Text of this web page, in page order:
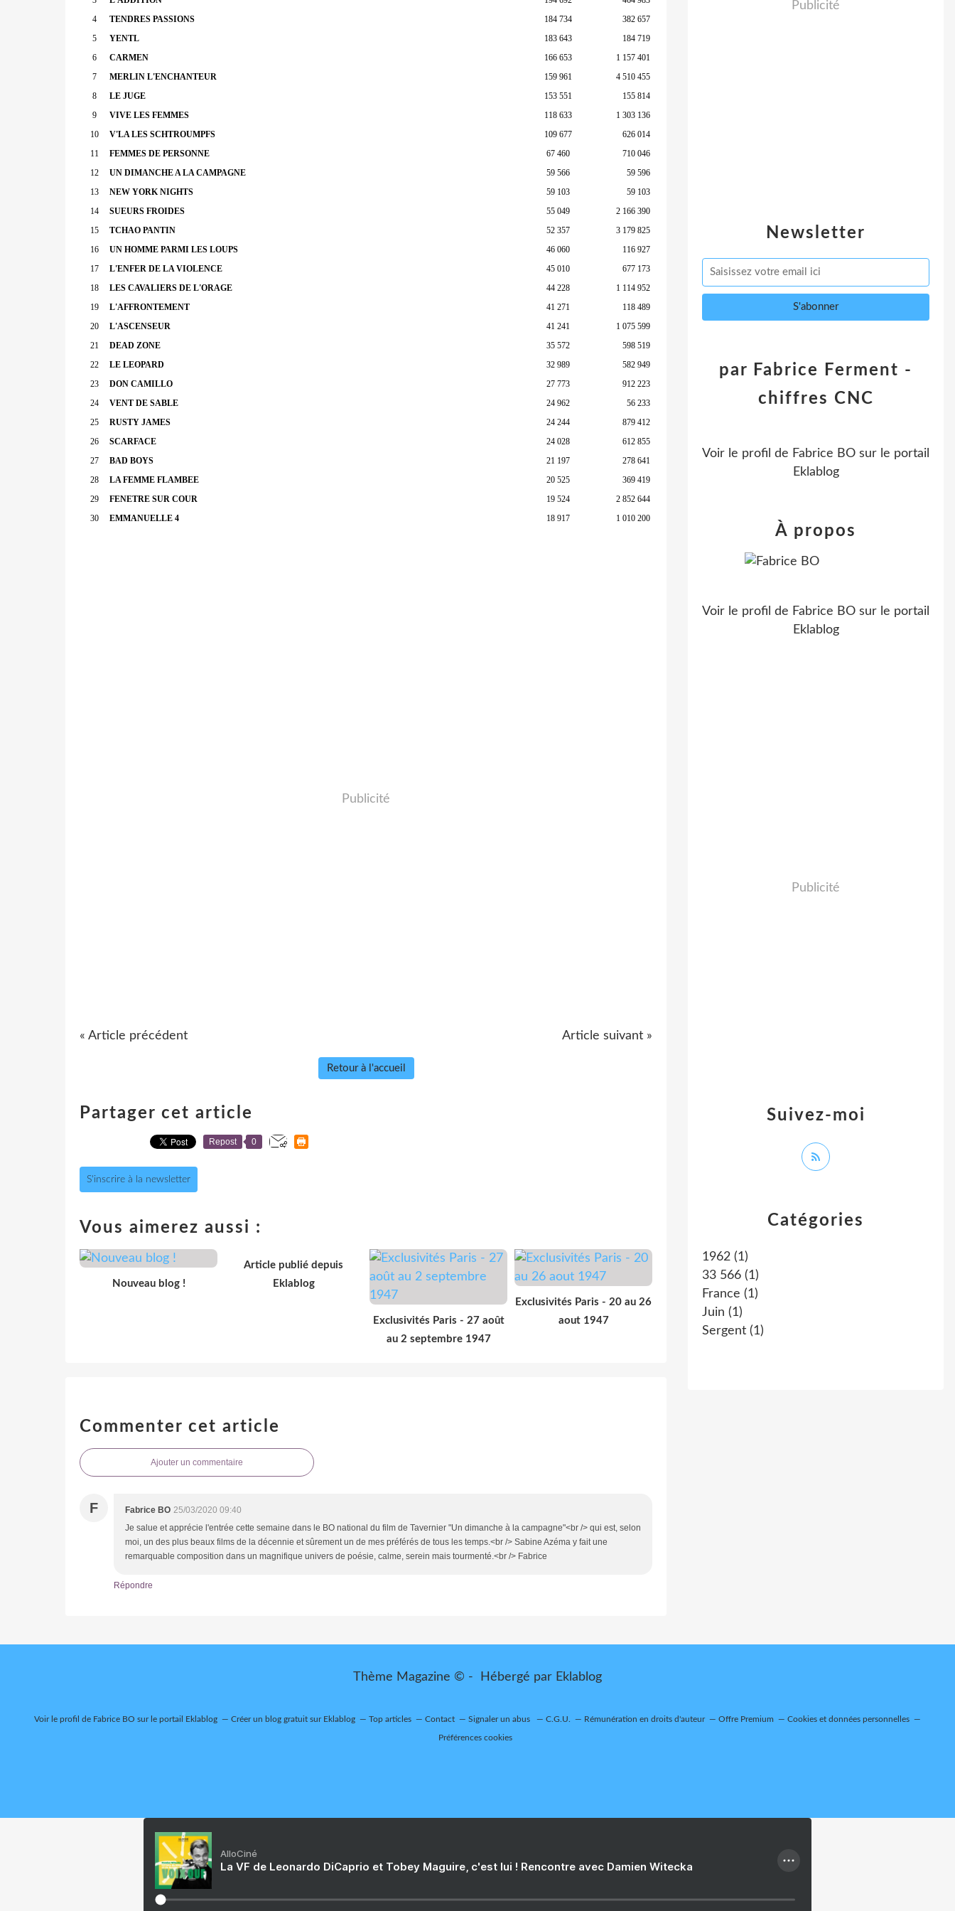
4
TENDRES PASSIONS 184 734
382 657
5
YENTL 183 643
184 719
6
CARMEN 166 653
1 157 401
7
MERLIN L'ENCHANTEUR 159 961
4 510 455
8
LE JUGE 153 551
155 814
9
VIVE LES FEMMES 118 633
1 303 136
10
V'LA LES SCHTROUMPFS 109 677
626 014
11
FEMMES DE PERSONNE 67 460
710 046
12
UN DIMANCHE A LA CAMPAGNE 59 566
59 596
13
NEW YORK NIGHTS 59 103
59 103
14
SUEURS FROIDES 55 049
2 166 390
15
TCHAO PANTIN 52 357
3 179 825
16
UN HOMME PARMI LES LOUPS 46 060
116 927
17
L'ENFER DE LA VIOLENCE 45 010
677 173
18
LES CAVALIERS DE L'ORAGE 44 228
1 114 952
19
L'AFFRONTEMENT 41 271
118 489
20
L'ASCENSEUR 41 241
1 075 599
21
DEAD ZONE 35 572
598 519
22
LE LEOPARD 32 989
582 949
23
DON CAMILLO 27 773
912 223
24
VENT DE SABLE 24 962
56 233
25
RUSTY JAMES 24 244
879 412
26
SCARFACE 24 028
612 855
27
BAD BOYS 21 197
278 641
28
LA FEMME FLAMBEE 20 525
369 419
29
FENETRE SUR COUR 19 524
2 852 644
30
EMMANUELLE 4 18 917 1 010 200
Publicité
« Article précédent Article suivant »
Retour à l'accueil
Partager cet article
Repost 0
S'inscrire à la newsletter
Vous aimerez aussi :
Nouveau blog !
Article publié depuis
Eklablog
Exclusivités Paris - 27 août
au 2 septembre 1947
Exclusivités Paris - 20 au 26
aout 1947
Commenter cet article
Ajouter un commentaire
F Fabrice BO 25/03/2020 09:40
Je salue et apprécie l'entrée cette semaine dans le BO national du film de Tavernier "Un dimanche à la campagne"<br /> qui est, selon
moi, un des plus beaux films de la décennie et sûrement un de mes préférés de tous les temps.<br /> Sabine Azéma y fait une
remarquable composition dans un magnifique univers de poésie, calme, serein mais tourmenté.<br /> Fabrice
Répondre
Newsletter
Publicité
Catégories
1962 (1)
33 566 (1)
France (1)
Juin (1)
Sergent (1)
par Fabrice Ferment -
chiffres CNC
Voir le profil de Fabrice BO sur le portail
Eklablog
Suivez-moi
À propos
Voir le profil de Fabrice BO sur le portail
Eklablog
Publicité
Thème Magazine © - Hébergé par Eklablog
Voir le profil de Fabrice BO sur le portail Eklablog Créer un blog gratuit sur Eklablog Top articles Contact Signaler un abus C.G.U. Rémunération en droits d'auteur Offre Premium Cookies et données personnelles
Préférences cookies
AlloCiné
La VF de Leonardo DiCaprio et Tobey Maguire, c'est lui ! Rencontre avec Damien Witecka